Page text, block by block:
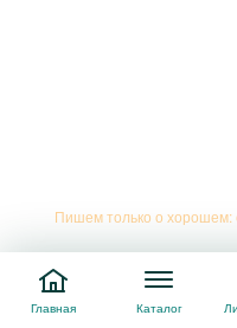
Пишем только о хорошем:
Главная Каталог